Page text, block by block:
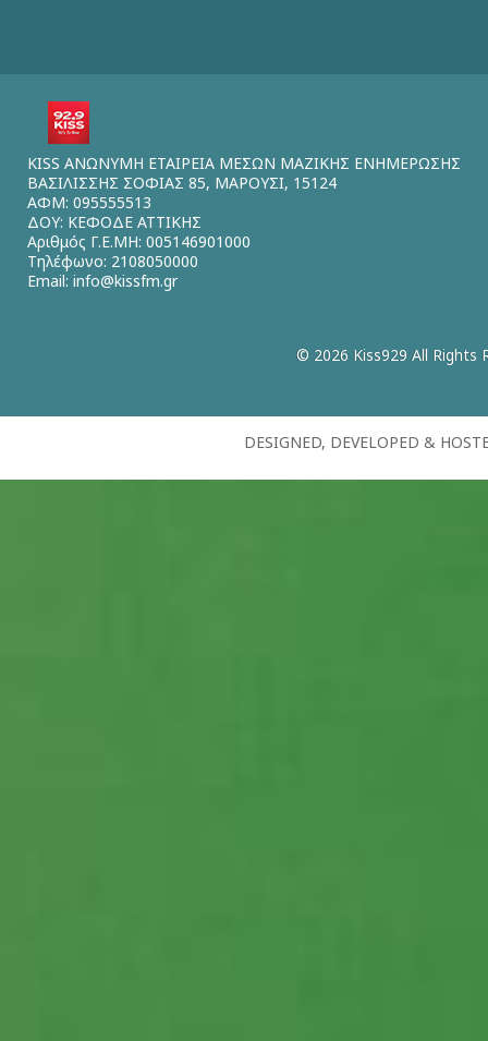
KISS ΑΝΩΝΥΜΗ ΕΤΑΙΡΕΙΑ ΜΕΣΩΝ ΜΑΖΙΚΗΣ ΕΝΗΜΕΡΩΣΗΣ
ΒΑΣΙΛΙΣΣΗΣ ΣΟΦΙΑΣ 85, ΜΑΡΟΥΣΙ, 15124
ΑΦΜ: 095555513
ΔΟΥ: ΚΕΦΟΔΕ ΑΤΤΙΚΗΣ
Αριθμός Γ.Ε.ΜΗ: 005146901000
Τηλέφωνο: 2108050000
Email: info@kissfm.gr
© 2026 Kiss929 All Rights
DESIGNED, DEVELOPED &